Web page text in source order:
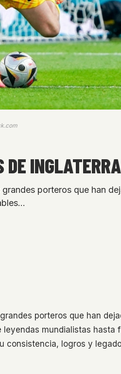
DE
porteros que han
porteros que han
mundialistas hasta
consistencia, logros y